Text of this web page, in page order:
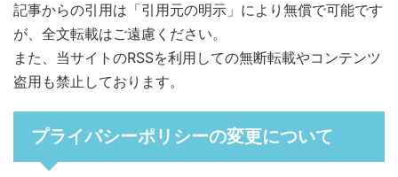
記事からの引用は「引用元の明示」により無償で可能です
が、全文転載はご遠慮ください。
また、当サイトのRSSを利用しての無断転載やコンテンツ
盗用も禁止しております。
プライバシーポリシーの変更について